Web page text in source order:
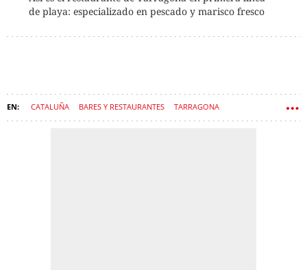
de playa: especializado en pescado y marisco fresco
CATALUÑA BARES Y RESTAURANTES TARRAGONA